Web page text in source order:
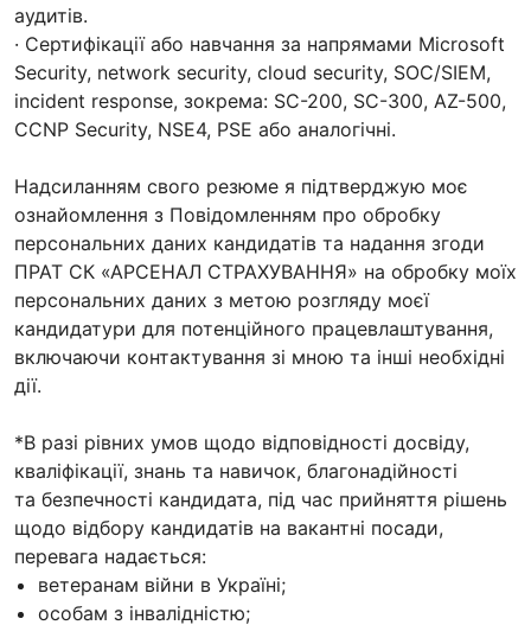
аудитів.
· Сертифікації або навчання за напрямами Microsoft
Security, network security, cloud security, SOC/SIEM,
incident response, зокрема: SC-200, SC-300, AZ-500,
CCNP Security, NSE4, PSE або аналогічні.
Надсиланням свого резюме я підтверджую моє
ознайомлення з Повідомленням про обробку
персональних даних кандидатів та надання згоди
ПРАТ СК «АРСЕНАЛ СТРАХУВАННЯ» на обробку моїх
персональних даних з метою розгляду моєї
кандидатури для потенційного працевлаштування,
включаючи контактування зі мною та інші необхідні
дії.
*В разі рівних умов щодо відповідності досвіду,
кваліфікації, знань та навичок, благонадійності
та безпечності кандидата, під час прийняття рішень
щодо відбору кандидатів на вакантні посади,
перевага надається:
ветеранам війни в Україні;
особам з інвалідністю;